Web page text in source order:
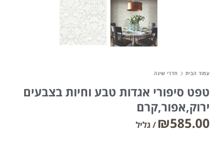
Community
Meetups
עמוד הבית חדרי שינה
טפט סיפורי אגדות טבע וחיות בצבעים
ירוק,אפור,קרם
₪585.00